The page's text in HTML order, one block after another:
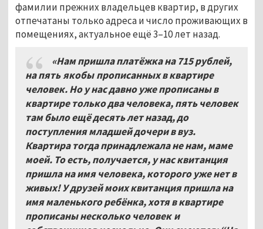
фамилии прежних владельцев квартир, в других
отпечатаны только адреса и число проживающих в
помещениях, актуальное ещё 3–10 лет назад.
«Нам пришла платёжка на 715 рублей,
на пять якобы прописанных в квартире
человек. Но у нас давно уже прописаны в
квартире только два человека, пять человек
там было ещё десять лет назад, до
поступления младшей дочери в вуз.
Квартира тогда принадлежала не нам, маме
моей. То есть, получается, у нас квитанция
пришла на имя человека, которого уже нет в
живых! У друзей моих квитанция пришла на
имя маленького ребёнка, хотя в квартире
прописаны несколько человек и